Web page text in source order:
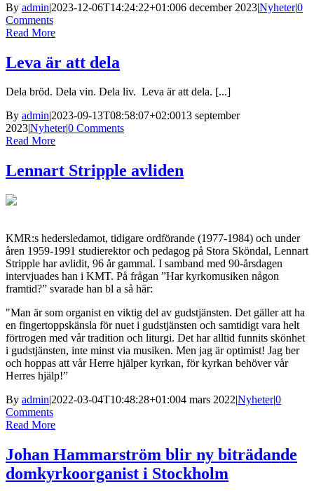
By admin|2023-12-06T14:24:22+01:006 december 2023|Nyheter|0
Comments
Read More
Leva är att dela
Dela bröd. Dela vin. Dela liv. Leva är att dela. [...]
By admin|2023-09-13T08:58:07+02:0013 september
2023|Nyheter|0 Comments
Read More
Lennart Stripple avliden
KMR:s hedersledamot, tidigare ordförande (1977-1984) och under
åren 1959-1991 studierektor och pedagog på Stora Sköndal, Lennart
Stripple har avlidit, 96 år gammal. I samband med 90-årsdagen
intervjuades han i KMT. På frågan ”Har kyrkomusiken någon
framtid?” svarade han bl a så här:
"Man är som organist en viktig del av gudstjänsten. Det gäller att ha
en fingertoppskänsla för nuet i gudstjänsten och samtidigt vara helt
förtrogen med vår tradition och liturgi. Det har alltid funnits skönhet
i gudstjänsten, inte minst via musiken. Men jag är optimist! Jag ber
och hoppas att vår Herre hjälper kyrkan, för kyrkan behöver vår
Herres hjälp!”
By admin|2022-03-04T10:48:28+01:004 mars 2022|Nyheter|0
Comments
Read More
Johan Hammarström blir ny biträdande
domkyrkoorganist i Stockholm